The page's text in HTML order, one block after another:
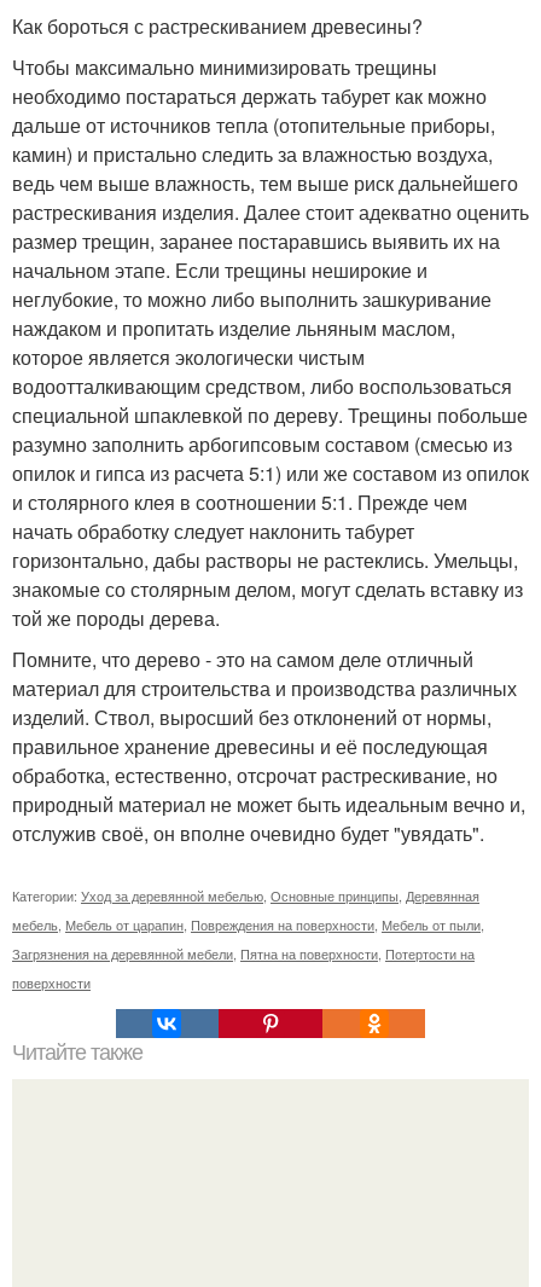
Как бороться с растрескиванием древесины?
Чтобы максимально минимизировать трещины
необходимо постараться держать табурет как можно
дальше от источников тепла (отопительные приборы,
камин) и пристально следить за влажностью воздуха,
ведь чем выше влажность, тем выше риск дальнейшего
растрескивания изделия. Далее стоит адекватно оценить
размер трещин, заранее постаравшись выявить их на
начальном этапе. Если трещины неширокие и
неглубокие, то можно либо выполнить зашкуривание
наждаком и пропитать изделие льняным маслом,
которое является экологически чистым
водоотталкивающим средством, либо воспользоваться
специальной шпаклевкой по дереву. Трещины побольше
разумно заполнить арбогипсовым составом (смесью из
опилок и гипса из расчета 5:1) или же составом из опилок
и столярного клея в соотношении 5:1. Прежде чем
начать обработку следует наклонить табурет
горизонтально, дабы растворы не растеклись. Умельцы,
знакомые со столярным делом, могут сделать вставку из
той же породы дерева.
Помните, что дерево - это на самом деле отличный
материал для строительства и производства различных
изделий. Ствол, выросший без отклонений от нормы,
правильное хранение древесины и её последующая
обработка, естественно, отсрочат растрескивание, но
природный материал не может быть идеальным вечно и,
отслужив своё, он вполне очевидно будет "увядать".
Категории: Уход за деревянной мебелью Основные принципы Деревянная
мебель Мебель от царапин Повреждения на поверхности Мебель от пыли
Загрязнения на деревянной мебели Пятна на поверхности Потертости на
поверхности
Читайте также